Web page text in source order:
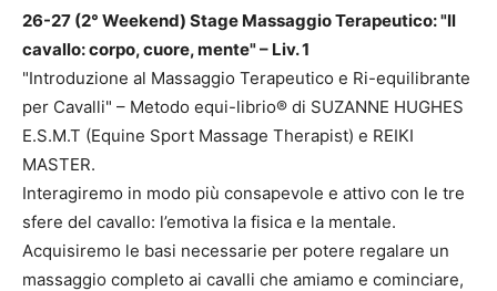
26-27 (2° Weekend) Stage Massaggio Terapeutico: "Il
cavallo: corpo, cuore, mente" – Liv. 1
"Introduzione al Massaggio Terapeutico e Ri-equilibrante
per Cavalli" – Metodo equi-librio® di SUZANNE HUGHES
E.S.M.T (Equine Sport Massage Therapist) e REIKI
MASTER.
Interagiremo in modo più consapevole e attivo con le tre
sfere del cavallo: l’emotiva la fisica e la mentale.
Acquisiremo le basi necessarie per potere regalare un
massaggio completo ai cavalli che amiamo e cominciare,